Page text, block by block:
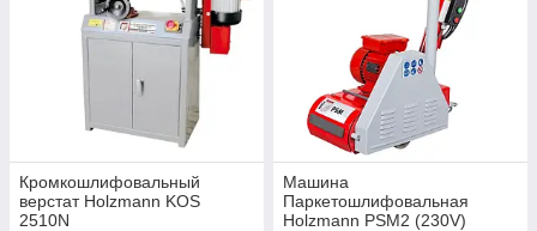
Кромкошлифовальный
верстат Holzmann KOS
2510N
Машина
Паркетошлифовальная
Holzmann PSM2 (230V)